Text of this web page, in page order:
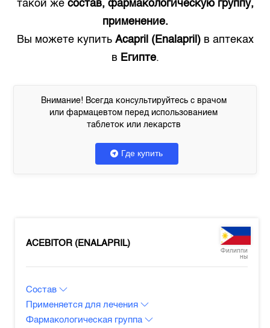
такой же состав, фармакологическую группу,
применение.
Вы можете купить Acapril (Enalapril)в аптеках
в Египте.
Внимание! Всегда консультируйтесь с врачом
или фармацевтом перед использованием
таблеток или лекарств
Где купить
ACEBITOR (ENALAPRIL)
Филиппи
ны
Состав
Применяется для лечения
Фармакологическая группа